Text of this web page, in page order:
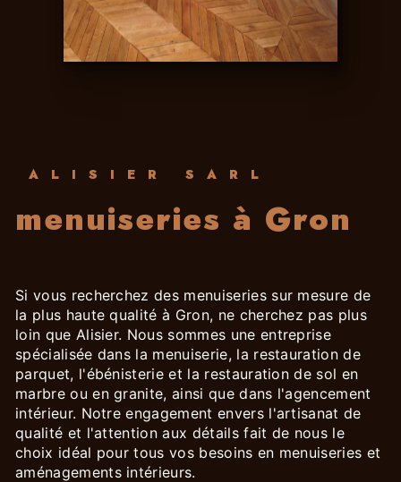
ALISIER SARL
menuiseries à Gron
Si vous recherchez des menuiseries sur mesure de
la plus haute qualité à Gron, ne cherchez pas plus
loin que Alisier. Nous sommes une entreprise
spécialisée dans la menuiserie, la restauration de
parquet, l'ébénisterie et la restauration de sol en
marbre ou en granite, ainsi que dans l'agencement
intérieur. Notre engagement envers l'artisanat de
qualité et l'attention aux détails fait de nous le
choix idéal pour tous vos besoins en menuiseries et
aménagements intérieurs.